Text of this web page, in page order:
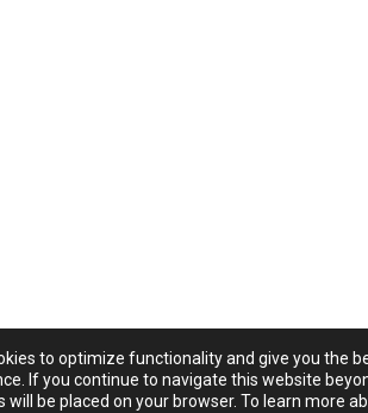
to optimize functionality and give you the
If you continue to navigate this website
will be placed on your browser. To learn more